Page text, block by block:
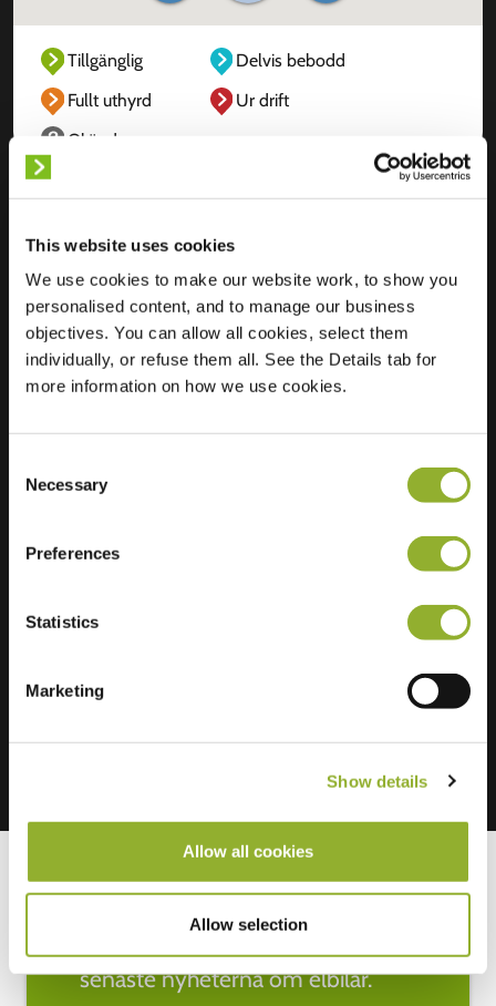
This website uses cookies
We use cookies to make our website work, to show you
personalised content, and to manage our business
objectives. You can allow all cookies, select them
individually, or refuse them all. See the Details tab for
more information on how we use cookies.
Selection
Necessary
Preferences
Statistics
Marketing
Show details
Allow all cookies
Allow selection
Tillgänglig
Delvis bebodd
Fullt uthyrd
Ur drift
Okänd
Plats
Zandvoortselaan 25
2106 CJ Heemstede
Nederländerna
Regular Charging 2 of 2 available
Håll dig uppdaterad med de
senaste nyheterna om elbilar.